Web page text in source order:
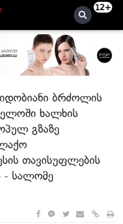
12+
ბრძოლის
ხალხის
გზაზე
თავისუფლების
- სალომე